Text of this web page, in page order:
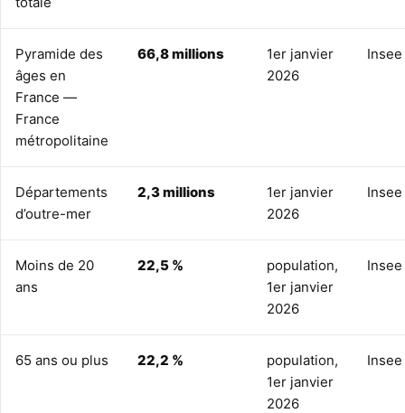
Pyramide des
âges en
France —
France
métropolitaine
66,8 millions
1er janvier
2026
Insee
Départements
d’outre-mer
2,3 millions
1er janvier
2026
Insee
Moins de 20
ans
22,5 %
population,
1er janvier
2026
Insee
65 ans ou plus 22,2 %
population,
1er janvier
2026
Insee